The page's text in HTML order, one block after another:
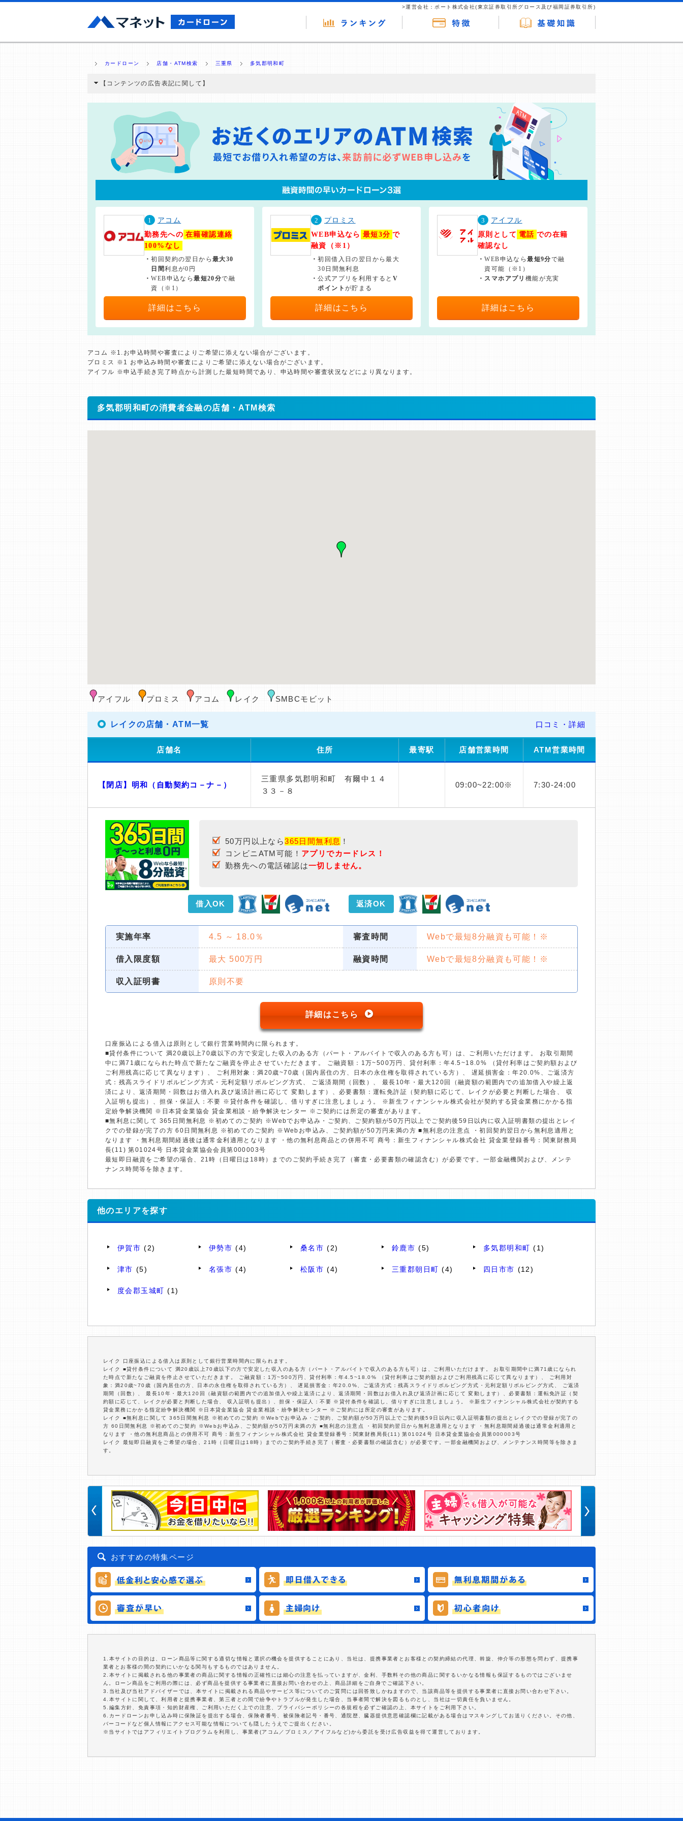
>運営会社：ポート株式会社(東京証券取引所グロース及び福岡証券取引所)
カードローン 店舗・ATM検索 三重県 多気郡明和町
【コンテンツの広告表記に関して】
と弊社に対して企業から紹介報酬が支払われるという収益モデルです。 ただし、特定の商品を根拠なくPRするものではなく、当編集部の調査／ユーザーへの口コ
ミ収集などに基づき、公平性を担保した情報提供を行っています。
>提携企業一覧
1
アコム
勤務先への 在籍確認連絡
100%なし
・初回契約の翌日から最大30
日間利息が0円
・WEB申込なら最短20分で融
資（※1）
詳細はこちら
2
プロミス
WEB申込なら 最短3分 で
融資（※1）
・初回借入日の翌日から最大
30日間無利息
・公式アプリを利用すると V
ポイントが貯まる
詳細はこちら
3
アイフル
原則として 電話 での在籍
確認なし
・WEB申込なら最短9分で融
資可能（※1）
・ スマホアプリ 機能が充実
詳細はこちら
アコム ※1.お申込時間や審査によりご希望に添えない場合がございます。
プロミス ※1 お申込み時間や審査によりご希望に添えない場合がございます。
アイフル ※申込手続き完了時点から計測した最短時間であり、申込時間や審査状況などにより異なります。
多気郡明和町の消費者金融の店舗・ATM検索
アイフル プロミス アコム レイク SMBCモビット
レイクの店舗・ATM一覧 口コミ・詳細
店舗名 住所 最寄駅 店舗営業時間 ATM営業時間
【閉店】明和（自動契約コ－ナ－）
三重県多気郡明和町 有爾中１４
３３－８
09:00~22:00※ 7:30-24:00
50万円以上なら365日間無利息 ！
コンビニATM可能！ アプリでカードレス！
勤務先への電話確認は一切しません。
借入OK 返済OK
実施年率 4.5 ～ 18.0％ 審査時間 Webで最短8分融資も可能！※
借入限度額 最大 500万円 融資時間 Webで最短8分融資も可能！※
収入証明書 原則不要
詳細はこちら
口座振込による借入は原則として銀行営業時間内に限られます。
■貸付条件について 満20歳以上70歳以下の方で安定した収入のある方（パート・アルバイトで収入のある方も可）は、ご利用いただけます。 お取引期間
中に満71歳になられた時点で新たなご融資を停止させていただきます。 ご融資額：1万~500万円、貸付利率：年4.5~18.0% （貸付利率はご契約額および
ご利用残高に応じて異なります）、 ご利用対象：満20歳~70歳（国内居住の方、日本の永住権を取得されている方）、 遅延損害金：年20.0%、ご返済方
式：残高スライドリボルビング方式・元利定額リボルビング方式、 ご返済期間（回数）、 最長10年・最大120回（融資額の範囲内での追加借入や繰上返
済により、返済期間・回数はお借入れ及び返済計画に応じて 変動します）、必要書類：運転免許証（契約額に応じて、レイクが必要と判断した場合、 収
入証明も提出）、担保・保証人：不要 ※貸付条件を確認し、借りすぎに注意しましょう。 ※新生フィナンシャル株式会社が契約する貸金業務にかかる指
定紛争解決機関 ※日本貸金業協会 貸金業相談・紛争解決センター ※ご契約には所定の審査があります。
■無利息に関して 365日間無利息 ※初めてのご契約 ※Webでお申込み・ご契約、ご契約額が50万円以上でご契約後59日以内に収入証明書類の提出とレイ
クでの登録が完了の方 60日間無利息 ※初めてのご契約 ※Webお申込み、ご契約額が50万円未満の方 ■無利息の注意点 ・初回契約翌日から無利息適用と
なります ・無利息期間経過後は通常金利適用となります ・他の無利息商品との併用不可 商号：新生フィナンシャル株式会社 貸金業登録番号：関東財務局
長(11) 第01024号 日本貸金業協会会員第000003号
最短即日融資をご希望の場合、21時（日曜日は18時）までのご契約手続き完了（審査・必要書類の確認含む）が必要です。一部金融機関および、メンテ
ナンス時間等を除きます。
他のエリアを探す
伊賀市 (2) 伊勢市 (4) 桑名市 (2) 鈴鹿市 (5) 多気郡明和町 (1)
津市 (5) 名張市 (4) 松阪市 (4) 三重郡朝日町 (4) 四日市市 (12)
度会郡玉城町 (1)
レイク 口座振込による借入は原則として銀行営業時間内に限られます。
レイク ■貸付条件について 満20歳以上70歳以下の方で安定した収入のある方（パート・アルバイトで収入のある方も可）は、ご利用いただけます。 お取引期間中に満71歳になられ
た時点で新たなご融資を停止させていただきます。 ご融資額：1万~500万円、貸付利率：年4.5~18.0% （貸付利率はご契約額およびご利用残高に応じて異なります）、 ご利用対
象：満20歳~70歳（国内居住の方、日本の永住権を取得されている方）、 遅延損害金：年20.0%、ご返済方式：残高スライドリボルビング方式・元利定額リボルビング方式、 ご返済
期間（回数）、 最長10年・最大120回（融資額の範囲内での追加借入や繰上返済により、返済期間・回数はお借入れ及び返済計画に応じて 変動します）、必要書類：運転免許証（契
約額に応じて、レイクが必要と判断した場合、 収入証明も提出）、担保・保証人：不要 ※貸付条件を確認し、借りすぎに注意しましょう。 ※新生フィナンシャル株式会社が契約する
貸金業務にかかる指定紛争解決機関 ※日本貸金業協会 貸金業相談・紛争解決センター ※ご契約には所定の審査があります。
レイク ■無利息に関して 365日間無利息 ※初めてのご契約 ※Webでお申込み・ご契約、ご契約額が50万円以上でご契約後59日以内に収入証明書類の提出とレイクでの登録が完了の
方 60日間無利息 ※初めてのご契約 ※Webお申込み、ご契約額が50万円未満の方 ■無利息の注意点 ・初回契約翌日から無利息適用となります ・無利息期間経過後は通常金利適用と
なります ・他の無利息商品との併用不可 商号：新生フィナンシャル株式会社 貸金業登録番号：関東財務局長(11) 第01024号 日本貸金業協会会員第000003号
レイク 最短即日融資をご希望の場合、21時（日曜日は18時）までのご契約手続き完了（審査・必要書類の確認含む）が必要です。一部金融機関および、メンテナンス時間等を除きま
す。
おすすめの特集ページ
1.本サイトの目的は、ローン商品等に関する適切な情報と選択の機会を提供することにあり、当社は、提携事業者とお客様との契約締結の代理、斡旋、仲介等の形態を問わず、提携事
業者とお客様の間の契約にいかなる関与もするものではありません。
2.本サイトに掲載される他の事業者の商品に関する情報の正確性には細心の注意を払っていますが、金利、手数料その他の商品に関するいかなる情報も保証するものではございませ
ん。ローン商品をご利用の際には、必ず商品を提供する事業者に直接お問い合わせの上、商品詳細をご自身でご確認下さい。
3.当社及び当社アドバイザーでは、本サイトに掲載される商品やサービス等についてのご質問には回答致しかねますので、当該商品等を提供する事業者に直接お問い合わせ下さい。
4.本サイトに関して、利用者と提携事業者、第三者との間で紛争やトラブルが発生した場合、当事者間で解決を図るものとし、当社は一切責任を負いません。
5.編集方針、免責事項・知的財産権、ご利用いただく上での注意、プライバシーポリシーの各規程を必ずご確認の上、本サイトをご利用下さい。
6.カードローンお申し込み時に保険証を提出する場合、保険者番号、被保険者記号・番号、通院歴、臓器提供意思確認欄に記載がある場合はマスキングしてお送りください。その他、
バーコードなど個人情報にアクセス可能な情報についても隠したうえでご提出ください。
※当サイトではアフィリエイトプログラムを利用し、事業者(アコム／プロミス／アイフルなど)から委託を受け広告収益を得て運営しております。